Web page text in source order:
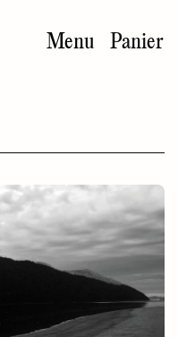
Menu Panier